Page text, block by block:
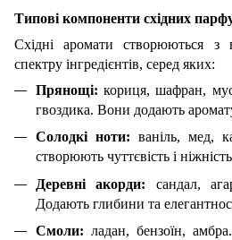
Типові компоненти східних
Східні аромати створюються з
спектру інгредієнтів, серед яких:
Прянощі: кориця, шафран,
гвоздика. Вони додають
Солодкі ноти: ваніль, мед,
створюють чуттєвість і
Деревні акорди: сандал,
Додають глибини та
Смоли: ладан, бензоїн,